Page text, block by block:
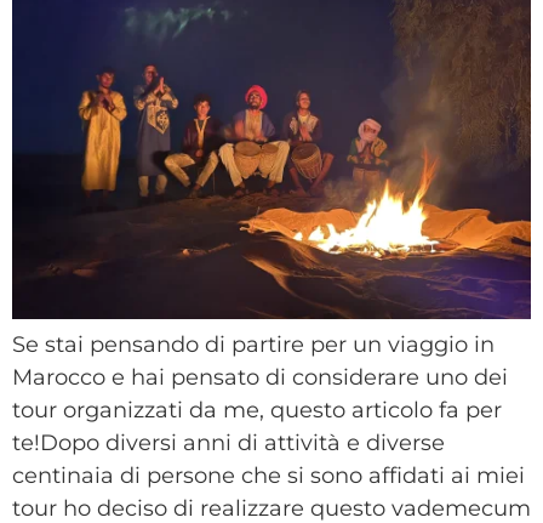
Se stai pensando di partire per un viaggio in
Marocco e hai pensato di considerare uno dei
tour organizzati da me, questo articolo fa per
te!Dopo diversi anni di attività e diverse
centinaia di persone che si sono affidati ai miei
tour ho deciso di realizzare questo vademecum